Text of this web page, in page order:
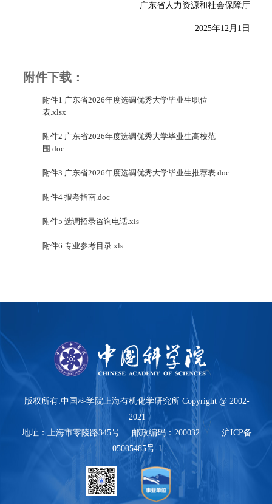
广东省人力资源和社会保障厅
2025年12月 1 日
附件下载：
附件1 广东省2026年度选调优秀大学毕业生职位
表.xlsx
附件2 广东省2026年度选调优秀大学毕业生高校范
围.doc
附件3 广东省2026年度选调优秀大学毕业生推荐表.doc
附件4 报考指南.doc
附件5 选调招录咨询电话.xls
附件6 专业参考目录.xls
版权所有:中国科学院上海有机化学研究所 Copyright @ 2002-
2021
地址：上海市零陵路345号 邮政编码：200032 沪ICP备
05005485号-1